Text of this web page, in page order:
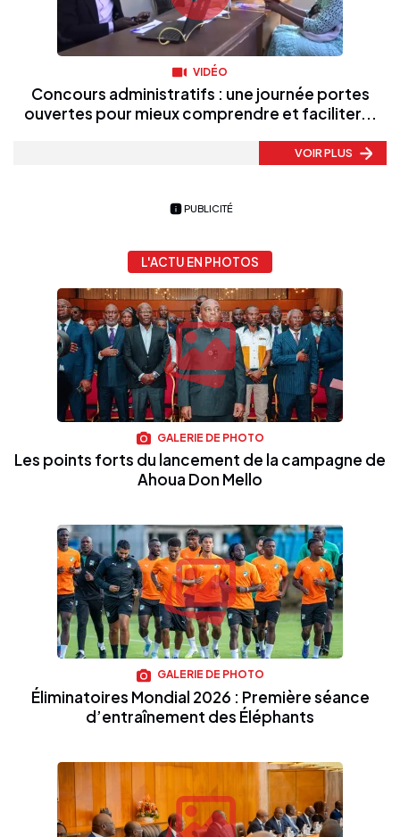
VIDÉO
Concours administratifs : une journée portes
ouvertes pour mieux comprendre et faciliter...
VOIR PLUS
PUBLICITÉ
L'ACTU EN PHOTOS
GALERIE DE PHOTO
Les points forts du lancement de la campagne de
Ahoua Don Mello
GALERIE DE PHOTO
Éliminatoires Mondial 2026 : Première séance
d’entraînement des Éléphants